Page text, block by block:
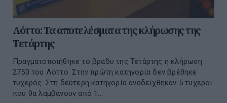
Λόττο: Τα αποτελέσματα της κλήρωσης της
Τετάρτης
Πραγματοποιήθηκε το βράδυ της Τετάρτης η κλήρωση
2750 του Λόττο. Στην πρώτη κατηγορία δεν βρέθηκε
τυχερός. Στη δεύτερη κατηγορία αναδείχθηκαν 5 τυχεροί
που θα λαμβάνουν από 1...